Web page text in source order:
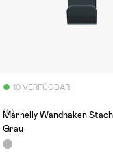
10 VERFÜGBAR
(0)
Marnelly Wandhaken
Grau